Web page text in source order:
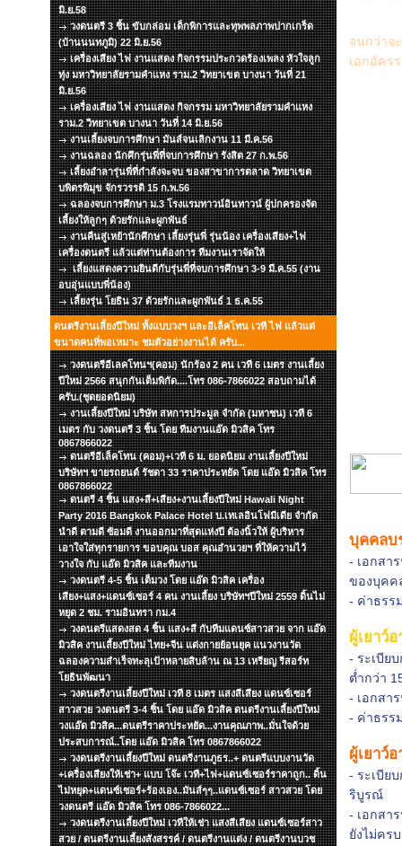
มิ.ย.58
วงดนตรี 3 ชิ้น ขับกล่อม เด็กพิการและทุพพลภาพปากเกร็ด
(บ้านนนทภูมิ) 22 มิ.ย.56
เครื่องเสียง ไฟ งานแสดง กิจกรรมประกวดร้องเพลง หัวใจลูก
ทุ่ง มหาวิทยาลัยรามคำแหง ราม.2 วิทยาเขต บางนา วันที่ 21
มิ.ย.56
เครื่องเสียง ไฟ งานแสดง กิจกรรม มหาวิทยาลัยรามคำแหง
ราม.2 วิทยาเขต บางนา วันที่ 14 มิ.ย.56
งานเลี้ยงจบการศึกษา มันส์จนเลิกงาน 11 มี.ค.56
งานฉลอง นักศึกรุ่นพี่ที่จบการศึกษา รังสิต 27 ก.พ.56
เลี้ยงอำลารุ่นพี่ที่กำลังจะจบ ของสาขาการตลาด วิทยาเขต
บพิตรพิมุข จักรวรรดิ 15 ก.พ.56
ฉลองจบการศึกษา ม.3 โรงแรมทาวน์อินทาวน์ ผู้ปกครองจัด
เลี้ยงให้ลูกๆ ด้วยรักและผูกพันธ์
งานคืนสู่เหย้านักศึกษา เลี้ยงรุ่นพี่ รุ่นน้อง เครื่องเสียง+ไฟ
เครื่องดนตรี แล้วแต่ท่านต้องการ ทีมงานเราจัดให้
เลี้ยงแสดงความยินดีกับรุ่นพี่ที่จบการศึกษา 3-9 มี.ค.55 (งาน
อบอุ่นแบบพี่น้อง)
เลี้ยงรุ่น โยธิน 37 ด้วยรักและผูกพันธ์ 1 ธ.ค.55
ดนตรีงานเลี้ยงปีใหม่ ทั้งแบบวงฯ และอีเล็คโทน เวที ไฟ แล้วแต่
ขนาดคนที่พอเหมาะ ชมตัวอย่างงานได้ ครับ...
วงดนตรีอีเลคโทนฯ(คอม) นักร้อง 2 คน เวที 6 เมตร งานเลี้ยง
ปีใหม่ 2566 สนุกกันเต็มพิกัด....โทร 086-7866022 สอบถามได้
ครับ.(ชุดยอดนิยม)
งานเลี้ยงปีใหม่ บริษัท สหการประมูล จำกัด (มหาชน) เวที 6
เมตร กับ วงดนตรี 3 ชิ้น โดย ทีมงานแอ๊ด มิวสิค โทร
0867866022
ดนตรีอีเล็คโทน (คอม)+เวที 6 ม. ยอดนิยม งานเลี้ยงปีใหม่
บริษัทฯ ขายรถยนต์ รัชดา 33 ราคาประหยัด โดย แอ๊ด มิวสิค โทร
0867866022
ดนตรี 4 ชิ้น แสง+สี+เสียง+งานเลี้ยงปีใหม่ Hawali Night
Party 2016 Bangkok Palace Hotel บ.เทเลอินโฟมีเดีย จำกัด
นำดี ตามดี ซ้อมดี งานออกมาที่สุดแห่งปี ต้องนิ้วให้ ผู้บริหาร
เอาใจใส่ทุกรายการ ขอบคุณ บอส คุณอำนวยฯ ที่ให้ความไว้
วางใจ กับ แอ๊ด มิวสิค และทีมงาน
วงดนตรี 4-5 ชิ้น เต็มวง โดย แอ๊ด มิวสิค เครื่อง
เสียง+แสง+แดนซ์เซอร์ 4 คน งานเลี้ยง บริษัทฯปีใหม่ 2559 ดิ้นไม่
หยุด 2 ชม. รามอินทรา กม.4
วงดนตรีแสดงสด 4 ชิ้น แสง+สี กับทีมแดนซ์สาวสวย จาก แอ๊ด
มิวสิค งานเลี้ยงปีใหม่ ไทย+จีน แต่งกายย้อนยุค แนวงานวัด
ฉลองความสำเร็จทะลุเป้าหลายสิบล้าน ณ 13 เหรียญ รีสอร์ท
โยธินพัฒนา
วงดนตรีงานเลี้ยงปีใหม่ เวที 8 เมตร แสงสีเสียง แดนซ์เซอร์
สาวสวย วงดนตรี 3-4 ชิ้น โดย แอ๊ด มิวสิค ดนตรีงานเลี้ยงปีใหม่
วงแอ๊ด มิวสิค...ดนตรีราคาประหยัด...งานคุณภาพ..มั่นใจด้วย
ประสบการณ์..โดย แอ๊ด มิวสิค โทร 0867866022
วงดนตรีงานเลี้ยงปีใหม่ ดนตรีงานภูธร..+ ดนตรีแบบงานวัด
+เครื่องเสียงให้เช่า+ แบบ โจ๊ะ เวที+ไฟ+แดนซ์เซอร์ราคาถูก.. ดิ้น
ไม่หยุด+แดนซ์เซอร์+ร้องเอง..มันส์ๆๆ..แดนซ์เซอร์ สาวสวย โดย
วงดนตรี แอ๊ด มิวสิค โทร 086-7866022...
วงดนตรีงานเลี้ยงปีใหม่ เวทีให้เช่า แสงสีเสียง แดนซ์เซอร์สาว
สวย / ดนตรีงานเลี้ยงสังสรรค์ / ดนตรีงานแต่ง / ดนตรีงานบวช
จนกว่าจ
เอกอัคร
บุคคลบ
- เอกสา
ของบุคค
- ค่าธรร
ผู้เยาว์
- ระเบีย
ต่ำกว่า
- เอกสา
- ค่าธรร
ผู้เยาว์
- ระเบีย
ริบูรณ์
- เอกสา
ยังไม่คร